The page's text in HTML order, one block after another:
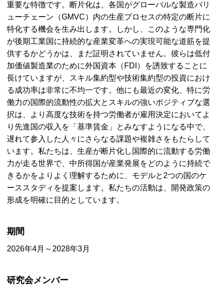
重要な特徴です。断片化は、各国がグローバルな製造バリ
ューチェーン（GMVC）内の生産プロセスの特定の断片に
特化する機会を生み出します。しかし、このような専門化
が後期工業国に持続的な産業変革への実現可能な道筋を提
供するかどうかは、まだ証明されていません。彼らは低付
加価値製造業のために外国資本（ FDI ）を誘致することに
長けていますが、スキル集約型や技術集約型の投資におけ
る成功率は非常に不均一です。他にも最近の変化、特に労
働力の国際的流動性の拡大とスキルの強いポジティブな選
択は、より高度な技術を持つ労働者が雇用決定においてよ
り先進国の収入を「基準賃金」とみなすようになる中で、
遅れて参入した人々にさらなる課題や複雑さをもたらして
います。私たちは、生産が断片化し国際的に流動する労働
力が走る世界で、中所得国が産業発展をどのように持続で
きるかをよりよく理解するために、モデルと2つの国のケ
ーススタディを提案します。私たちの活動は、開発政策の
形成を明確に目的としています。
期間
2026年4月～2028年3月
研究会メンバー